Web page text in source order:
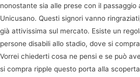
nonostante sia alle prese con il passaggio
Unicusano. Questi signori vanno
già attivissima sul mercato. Esiste un
persone disabili allo stadio, dove si
Vorrei chiederti cosa ne pensi e se può
si compra ripple questo porta alla